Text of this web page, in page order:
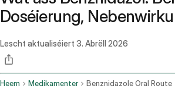
Doséierung,
Lescht aktualiséiert 3. Abrëll 2026
Heem Medikamenter Benznidazole Oral Route